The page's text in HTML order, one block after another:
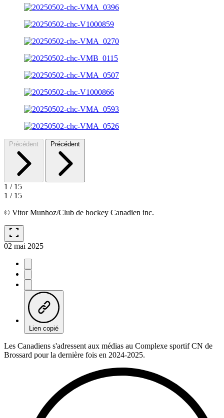
Précédent Précédent
1 / 15
1 / 15
© Vitor Munhoz/Club de hockey Canadien inc.
fullscreen
02 mai 2025
Lien copié
Les Canadiens s'adressent aux médias au Complexe sportif CN de
Brossard pour la dernière fois en 2024-2025.